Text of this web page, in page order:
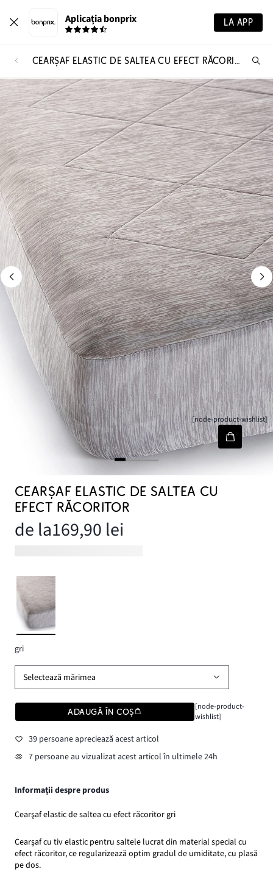
Aplicația bonprix LA APP
CEARŞAF ELASTIC DE SALTEA CU EFECT RĂCORITOR
[node-product-wishlist]
CEARŞAF ELASTIC DE SALTEA CU
EFECT RĂCORITOR
de la169,90 lei
gri
Selectează mărimea
ADAUGĂ ÎN COȘ
[node-product-
wishlist]
39 persoane apreciează acest articol
7 persoane au vizualizat acest articol în ultimele 24h
Informații despre produs
Cearşaf elastic de saltea cu efect răcoritor gri
Cearşaf cu tiv elastic pentru saltele lucrat din material special cu
efect răcoritor, ce regularizează optim gradul de umiditate, cu plasă
pe dos.